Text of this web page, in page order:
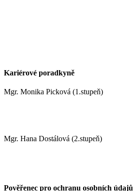
Kariérové poradkyně
Mgr. Monika Picková (1.stupeň)
Mgr. Hana Dostálová (2.stupeň)
Pověřenec pro ochranu osobních údajů